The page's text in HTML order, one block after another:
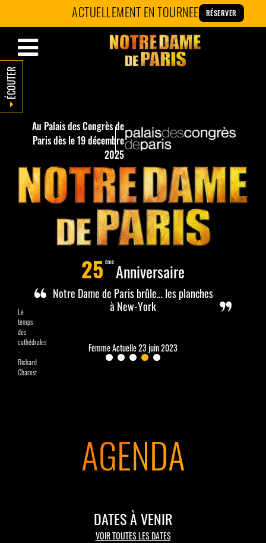
ACTUELLEMENT EN TOURNEE RÉSERVER
ÉCOUTER
Le
temps
des
cathédrales
-
Richard
Charest
Au Palais des Congrès de
Paris dès le 19 décembre
2025
25 èmeAnniversaire
Toujours aussi
Belle
Un succès
intemporel
Global Hit Finally lands in
New York
Notre Dame de Paris brûle… les planches
à New-York
Femme Actuelle 23 juin 2023
Notre Dame de Paris semble plus moderne
et puissante que jamais
Diverto 24 juin 2023
AGENDA
DATES À VENIR
VOIR TOUTES LES DATES
Panneau de gestion des cookies